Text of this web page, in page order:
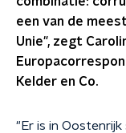
een van de
Unie", zegt
Kelder en Co.
"Er is in Oostenrijk